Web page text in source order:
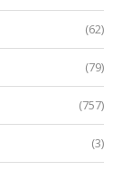
(62)
(79)
(757)
(3)